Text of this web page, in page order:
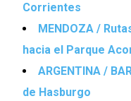
Corrientes
MENDOZA /
hacia el Parque
ARGENTINA /
de Hasburgo